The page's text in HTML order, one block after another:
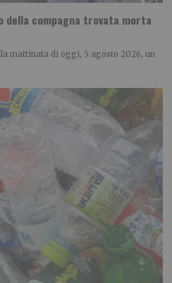
compagna trovata morta
mattinata di oggi, 5 agosto 2026, un